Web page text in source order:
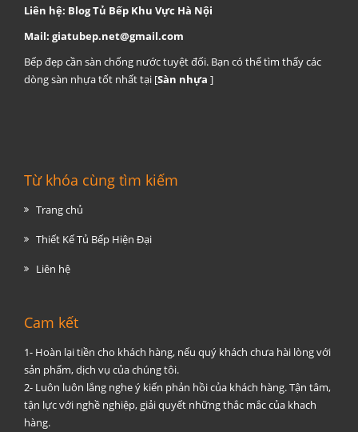
Liên hệ: Blog Tủ Bếp Khu Vực Hà Nội
Mail: giatubep.net@gmail.com
Bếp đẹp cần sàn chống nước tuyệt đối. Bạn có thể tìm thấy các
dòng sàn nhựa tốt nhất tại [Sàn nhựa ]
Từ khóa cùng tìm kiếm
Trang chủ
Thiết Kế Tủ Bếp Hiện Đại
Liên hệ
Cam kết
1- Hoàn lại tiền cho khách hàng, nếu quý khách chưa hài lòng với
sản phẩm, dịch vụ của chúng tôi.
2- Luôn luôn lắng nghe ý kiến phản hồi của khách hàng. Tận tâm,
tận lực với nghề nghiệp, giải quyết những thắc mắc của khach
hàng.